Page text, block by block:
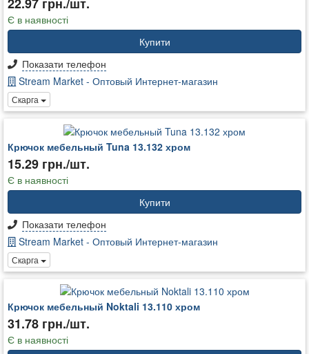
Є в наявності
Купити
Показати телефон
Stream Market - Оптовый Интернет-магазин
Скарга
Крючок мебельный Tuna 13.132 хром
15.29 грн./шт.
Є в наявності
Купити
Показати телефон
Stream Market - Оптовый Интернет-магазин
Скарга
Крючок мебельный Noktali 13.110 хром
31.78 грн./шт.
Є в наявності